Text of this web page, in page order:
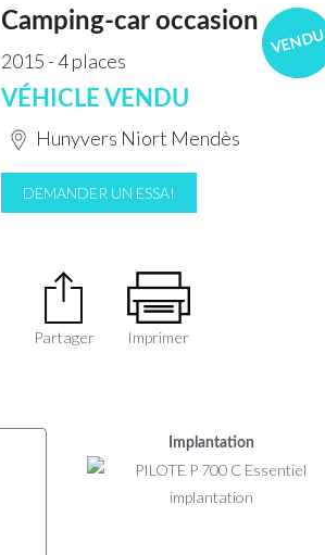
VENDU
Camping-car occasion
2015 - 4 places
VÉHICLE VENDU
Hunyvers Niort Mendès
DEMANDER UN ESSAI
Partager Imprimer
Implantation